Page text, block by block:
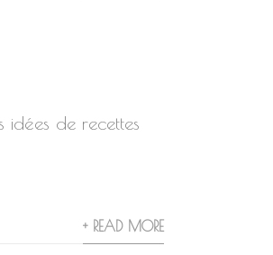
de recettes
+ READ MORE